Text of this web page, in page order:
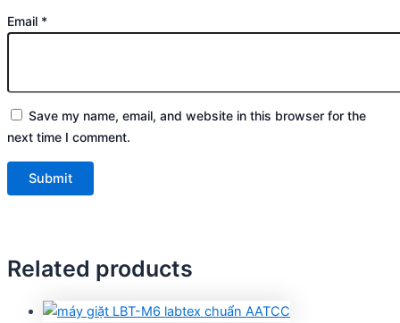
Email *
Save my name, email, and website in this browser for the
next time I comment.
Related products